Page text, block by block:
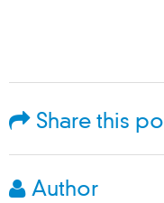
Share this
Author